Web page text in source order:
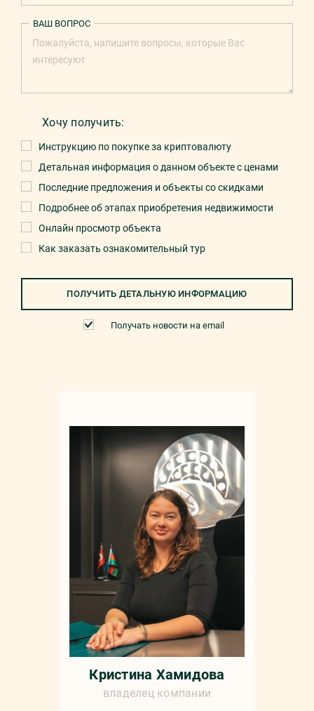
Хочу получить:
Инструкцию по покупке за криптовалюту
Детальная информация о данном объекте с ценами
Последние предложения и объекты со скидками
Подробнее об этапах приобретения недвижимости
Онлайн просмотр объекта
Как заказать ознакомительный тур
ВАШ ВОПРОС
ПОЛУЧИТЬ ДЕТАЛЬНУЮ ИНФОРМАЦИЮ
Получать новости на email
Кристина Хамидова
владелец компании